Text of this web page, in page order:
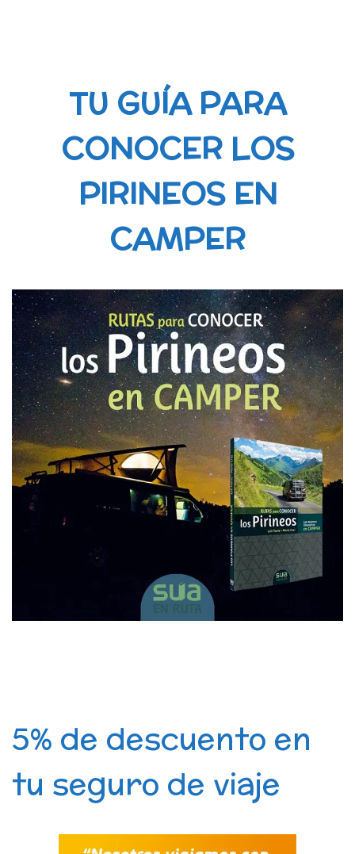
TU GUÍA PARA
CONOCER LOS
PIRINEOS EN
CAMPER
5% de descuento en
tu seguro de viaje